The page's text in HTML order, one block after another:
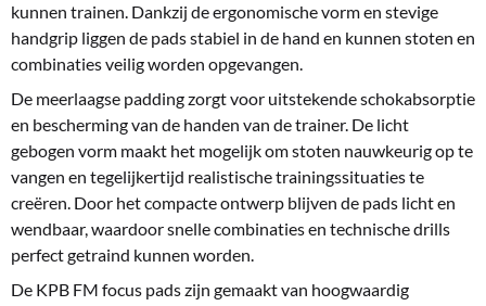
kunnen trainen. Dankzij de ergonomische vorm en stevige
handgrip liggen de pads stabiel in de hand en kunnen stoten en
combinaties veilig worden opgevangen.
De meerlaagse padding zorgt voor uitstekende schokabsorptie
en bescherming van de handen van de trainer. De licht
gebogen vorm maakt het mogelijk om stoten nauwkeurig op te
vangen en tegelijkertijd realistische trainingssituaties te
creëren. Door het compacte ontwerp blijven de pads licht en
wendbaar, waardoor snelle combinaties en technische drills
perfect getraind kunnen worden.
De KPB FM focus pads zijn gemaakt van hoogwaardig